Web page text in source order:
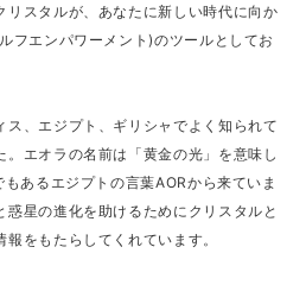
リスタルが、あなたに新しい時代に向か
フエンパワーメント)のツールとしてお
ス、エジプト、ギリシャでよく知られて
。エオラの名前は「黄金の光」を意味し
あるエジプトの言葉AORから来ていま
星の進化を助けるためにクリスタルと
をもたらしてくれています。